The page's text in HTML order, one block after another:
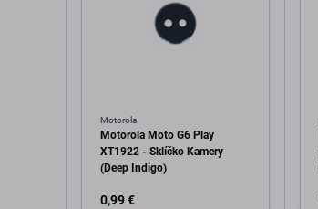
Motorola
Motorola Moto G6 Play
XT1922 - Sklíčko Kamery
(Deep Indigo)
0,99 €